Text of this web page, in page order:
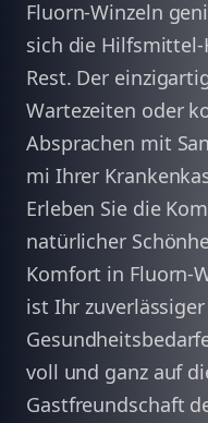
Fluorn-Winzeln
sich die
Rest. Der
Wartezeiten oder
Absprachen mit
mi Ihrer
Erleben Sie die
natürlicher
Komfort in Fluorn-
ist Ihr
voll und ganz auf
Gastfreundschaft